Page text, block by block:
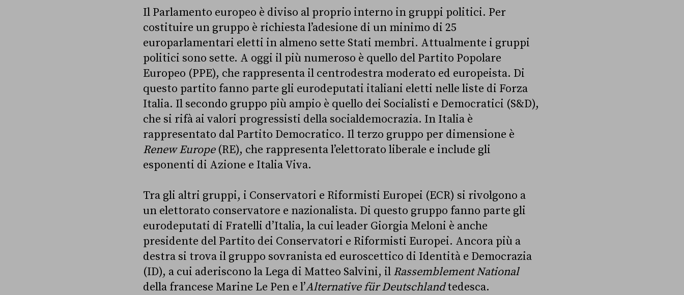
Il Parlamento europeo è diviso al proprio interno in gruppi politici. Per
costituire un gruppo è richiesta l’adesione di un minimo di 25
europarlamentari eletti in almeno sette Stati membri. Attualmente i gruppi
politici sono sette. A oggi il più numeroso è quello del Partito Popolare
Europeo (PPE), che rappresenta il centrodestra moderato ed europeista. Di
questo partito fanno parte gli eurodeputati italiani eletti nelle liste di Forza
Italia. Il secondo gruppo più ampio è quello dei Socialisti e Democratici (S&D),
che si rifà ai valori progressisti della socialdemocrazia. In Italia è
rappresentato dal Partito Democratico. Il terzo gruppo per dimensione è
Renew Europe (RE), che rappresenta l’elettorato liberale e include gli
esponenti di Azione e Italia Viva.
Tra gli altri gruppi, i Conservatori e Riformisti Europei (ECR) si rivolgono a
un elettorato conservatore e nazionalista. Di questo gruppo fanno parte gli
eurodeputati di Fratelli d’Italia, la cui leader Giorgia Meloni è anche
presidente del Partito dei Conservatori e Riformisti Europei. Ancora più a
destra si trova il gruppo sovranista ed euroscettico di Identità e Democrazia
(ID), a cui aderiscono la Lega di Matteo Salvini, il Rassemblement National
della francese Marine Le Pen e l’Alternative für Deutschlandtedesca.